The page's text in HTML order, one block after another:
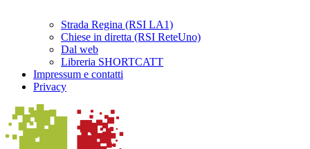
Strada Regina (RSI LA1)
Chiese in diretta (RSI ReteUno)
Dal web
Libreria SHORTCATT
Impressum e contatti
Privacy